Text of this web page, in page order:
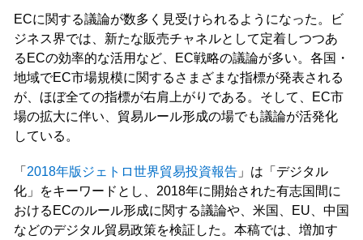
ECに関する議論が数多く見受けられるようになった。ビ
ジネス界では、新たな販売チャネルとして定着しつつあ
るECの効率的な活用など、EC戦略の議論が多い。各国・
地域でEC市場規模に関するさまざまな指標が発表される
が、ほぼ全ての指標が右肩上がりである。そして、EC市
場の拡大に伴い、貿易ルール形成の場でも議論が活発化
している。
「 2018年版ジェトロ世界貿易投資報告」は「デジタル
化」をキーワードとし、2018年に開始された有志国間に
おけるECのルール形成に関する議論や、米国、EU、中国
などのデジタル貿易政策を検証した。本稿では、増加す